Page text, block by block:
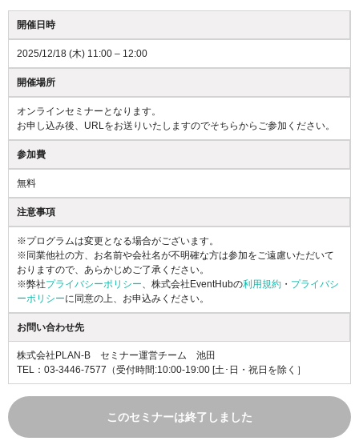
開催日時
2025/12/18 (木) 11:00 – 12:00
開催場所
オンラインセミナーとなります。
お申し込み後、URLをお送りいたしますのでそちらからご参加ください。
参加費
無料
注意事項
※プログラムは変更となる場合がございます。
※同業他社の方、お名前や会社名が不明確な方は参加をご遠慮いただいて
おりますので、あらかじめご了承ください。
※弊社プライバシーポリシー 、株式会社EventHubの利用規約 ・ プライバシ
ーポリシーに同意の上、お申込みください。
お問い合わせ先
株式会社PLAN-B セミナー運営チーム 池田
TEL：03-3446-7577 （受付時間:10:00-19:00 [土･日・祝日を除く］
このセミナーは終了しました